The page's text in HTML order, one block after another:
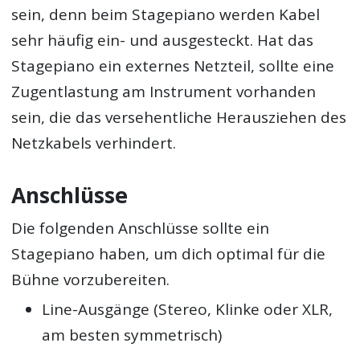
sein, denn beim Stagepiano werden Kabel
sehr häufig ein- und ausgesteckt. Hat das
Stagepiano ein externes Netzteil, sollte eine
Zugentlastung am Instrument vorhanden
sein, die das versehentliche Herausziehen des
Netzkabels verhindert.
Anschlüsse
Die folgenden Anschlüsse sollte ein
Stagepiano haben, um dich optimal für die
Bühne vorzubereiten.
Line-Ausgänge (Stereo, Klinke oder XLR,
am besten symmetrisch)